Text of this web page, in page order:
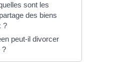
sont les
des biens
?
peut-il divorcer
?